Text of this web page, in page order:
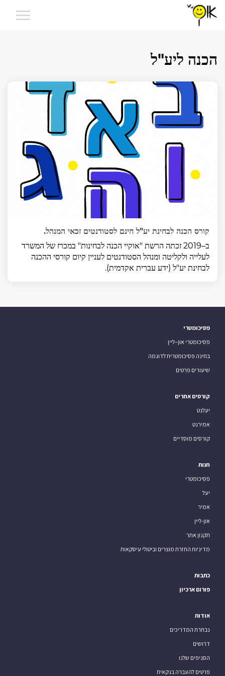
הכנה ליע"ל
קורס הכנה לבחינת יע"ל חינם לסטודנטים זכאי המנהל.
ב–2019 זכתה הרשת "אוקיי הכנה לבחינות" במכרז של המשרד
לעלייה ולקליטה ומנהל הסטודנטים לעניין קיום קורסי ההכנה
לבחינת יע"ל (ידע עברית אקדמית).
פסיכומטרי
פסיכומטרי און–ליין
בחינה פסיכומטרית לדוגמה
שיעורים פרטים
קורסים אחרים
יעלנט
אמירנט
קורסים מוסדיים
חנות
פסיכומטרי
יעל
אמיר
און-ליין
תקנון אתר
מדיניות החזרת מוצרים וביטולי עיסקאות
כתבות
פורום ארכיון
אודות
נבחרת המדריכים
דרושים
הסניפים שלנו
פרטים להעברה בנקאית